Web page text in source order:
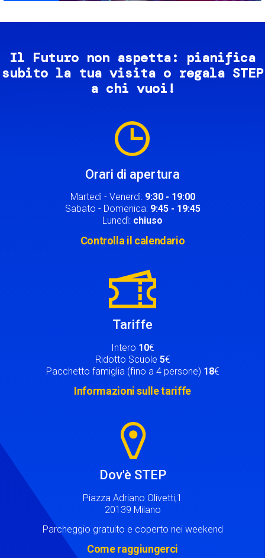
Il Futuro non aspetta: pianifica
subito la tua visita o regala STEP
a chi vuoi!
Orari di apertura
Martedì - Venerdì: 9:30 - 19:00
Sabato - Domenica: 9:45 - 19:45
Lunedì: chiuso
Controlla il calendario
Tariffe
Intero 10€
Ridotto Scuole 5€
Pacchetto famiglia (fino a 4 persone) 18€
Informazioni sulle tariffe
Dov'è STEP
Piazza Adriano Olivetti,1
20139 Milano
Parcheggio gratuito e coperto nei weekend
Come raggiungerci